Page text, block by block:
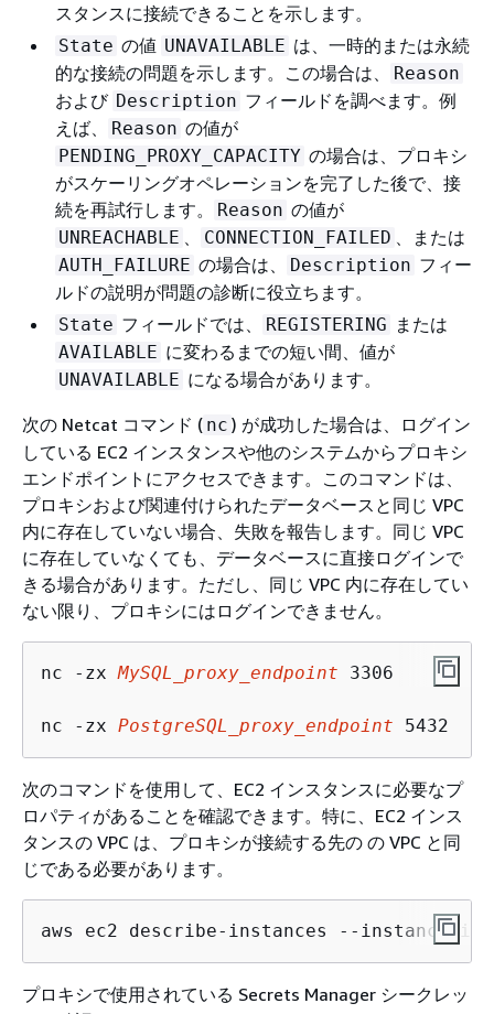
スタンスに接続できることを示します。
State の値 UNAVAILABLE は、一時的または永続
的な接続の問題を示します。この場合は、
Reason
および Description フィールドを調べます。例
えば、
Reason の値が
PENDING_PROXY_CAPACITY の場合は、プロキシ
がスケーリングオペレーションを完了した後で、接
続を再試行します。
Reason の値が
UNREACHABLE CONNECTION_FAILED 、または
AUTH_FAILURE の場合は、 Description フィー
ルドの説明が問題の診断に役立ちます。
State フィールドでは、 REGISTERING または
AVAILABLE に変わるまでの短い間、値が
UNAVAILABLE になる場合があります。
次の Netcat コマンド ( nc ) が成功した場合は、ログイン
している EC2 インスタンスや他のシステムからプロキシ
エンドポイントにアクセスできます。このコマンドは、
プロキシおよび関連付けられたデータベースと同じ VPC
内に存在していない場合、失敗を報告します。同じ VPC
に存在していなくても、データベースに直接ログインで
きる場合があります。ただし、同じ VPC 内に存在してい
ない限り、プロキシにはログインできません。
nc -zx MySQL_proxy_endpoint 3306
nc -zx PostgreSQL_proxy_endpoint 5432
次のコマンドを使用して、EC2 インスタンスに必要なプ
ロパティがあることを確認できます。特に、EC2 インス
タンスの VPC は、プロキシが接続する先の の VPC と同
じである必要があります。
aws ec2 describe-instances --instance-
プロキシで使用されている Secrets Manager シークレッ